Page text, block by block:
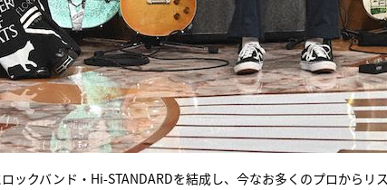
ックバンド・Hi-STANDARDを結成し、今なお多くのプロからリ